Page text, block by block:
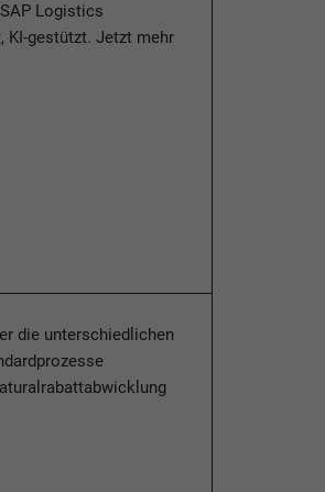
Logistics
KI-gestützt. Jetzt mehr
die unterschiedlichen